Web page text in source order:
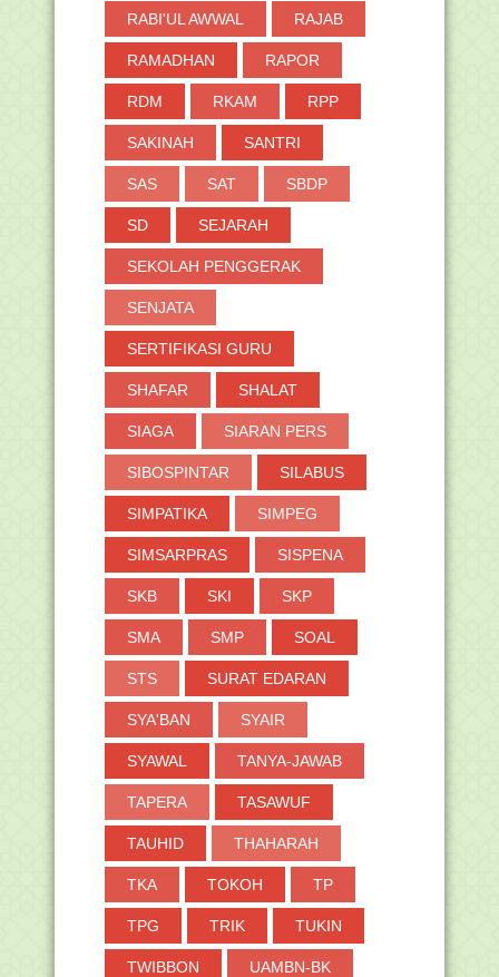
RABI'UL AWWAL RAJAB
RAMADHAN RAPOR
RDM RKAM RPP
SAKINAH SANTRI
SAS SAT SBDP
SD SEJARAH
SEKOLAH PENGGERAK
SENJATA
SERTIFIKASI GURU
SHAFAR SHALAT
SIAGA SIARAN PERS
SIBOSPINTAR SILABUS
SIMPATIKA SIMPEG
SIMSARPRAS SISPENA
SKB SKI SKP
SMA SMP SOAL
STS SURAT EDARAN
SYA'BAN SYAIR
SYAWAL TANYA-JAWAB
TAPERA TASAWUF
TAUHID THAHARAH
TKA TOKOH TP
TPG TRIK TUKIN
TWIBBON UAMBN-BK